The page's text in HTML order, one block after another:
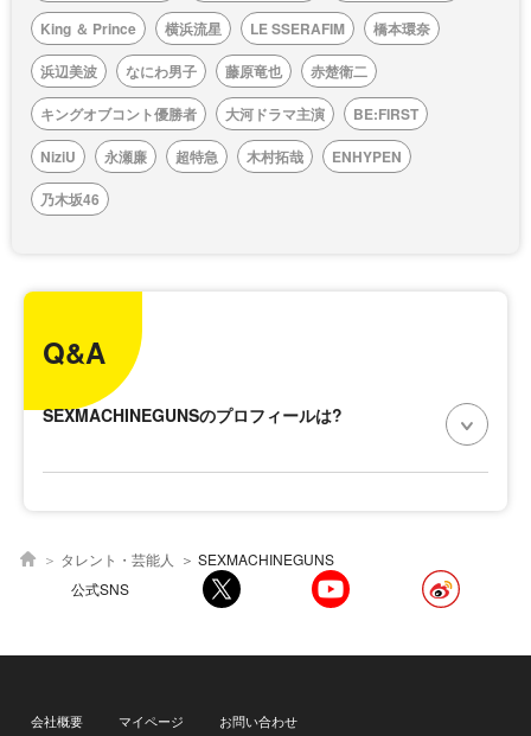
King ＆ Prince
横浜流星 LE SSERAFIM
橋本環奈
浜辺美波
なにわ男子 藤原竜也
赤楚衛二
キングオブコント優勝者
大河ドラマ主演
BE:FIRST
NiziU
永瀬廉 超特急 木村拓哉
ENHYPEN
乃木坂46
Q&A
SEXMACHINEGUNSのプロフィールは?
タレント・芸能人
SEXMACHINEGUNS
公式SNS
会社概要 マイページ
お問い合わせ